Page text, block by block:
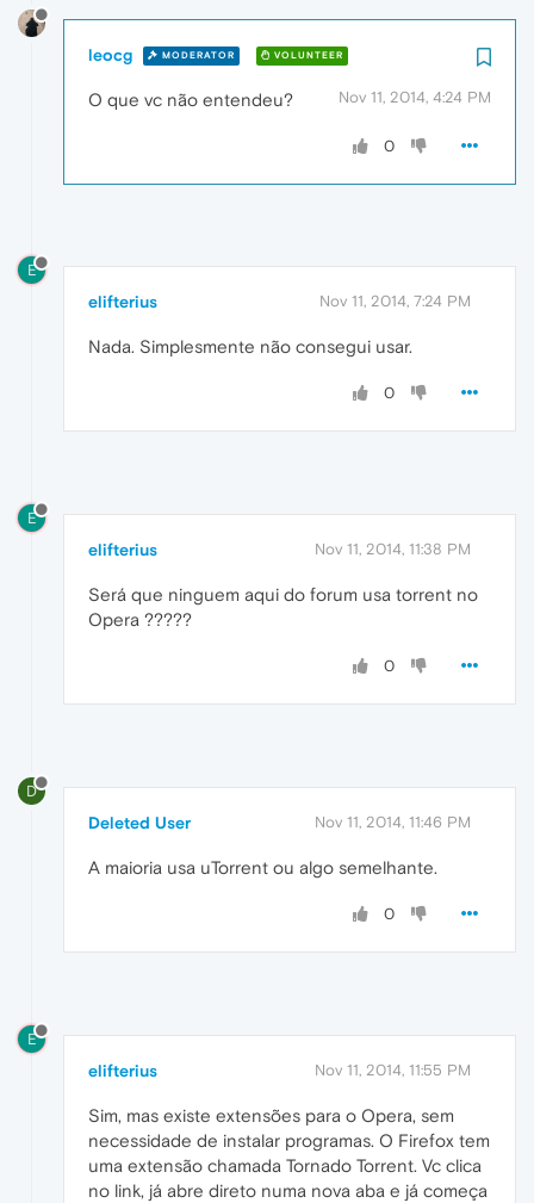
leocg MODERATOR VOLUNTEER
Nov 11, 2014, 4:24 PM
O que vc não entendeu?
0
E
elifterius Nov 11, 2014, 7:24 PM
Nada. Simplesmente não consegui usar.
0
E
elifterius Nov 11, 2014, 11:38 PM
Será que ninguem aqui do forum usa torrent no
Opera ?????
0
D
Deleted User Nov 11, 2014, 11:46 PM
A maioria usa uTorrent ou algo semelhante.
0
E
elifterius Nov 11, 2014, 11:55 PM
Sim, mas existe extensões para o Opera, sem
necessidade de instalar programas. O Firefox tem
uma extensão chamada Tornado Torrent. Vc clica
no link, já abre direto numa nova aba e já começa